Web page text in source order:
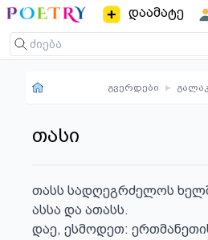
დაამატე
გვერდები ▸
თასი
თასს სადღეგრძელოს
ასსა და ათასს.
დაე, ესმოდეთ: